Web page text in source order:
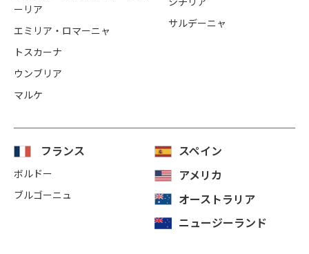
ーリア
エミリア・ロマーニャ
トスカーナ
ウンブリア
マルケ
サルデーニャ
フランス
ボルドー
ブルゴーニュ
スペイン
アメリカ
オーストラリア
ニュージーランド